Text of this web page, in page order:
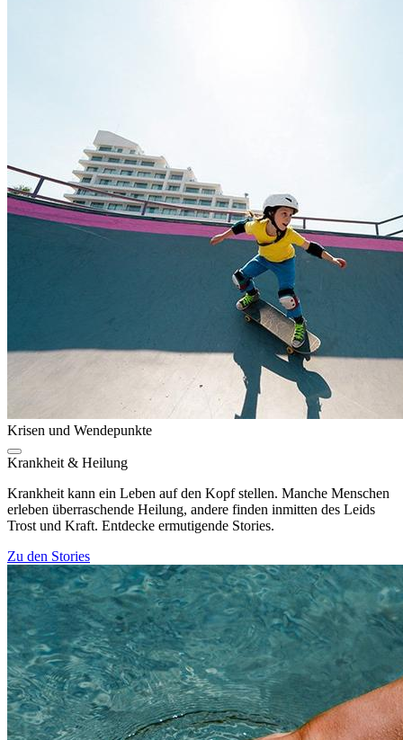
Krisen und Wendepunkte
Krankheit & Heilung
Krankheit kann ein Leben auf den Kopf stellen. Manche Menschen
erleben überraschende Heilung, andere finden inmitten des Leids
Trost und Kraft. Entdecke ermutigende Stories.
Zu den Stories